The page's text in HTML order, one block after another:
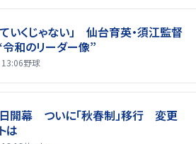
ていくじゃない」 仙台育英・須江監督
和のリーダー像”
野球
日開幕 ついに「秋春制」移行 変更
は